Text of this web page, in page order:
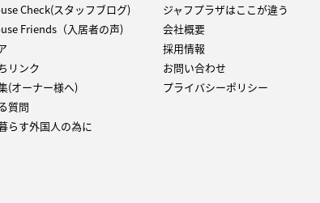
Check(スタッフブログ)
Friends（入居者の声)
リンク
(オーナー様へ)
質問
らす外国人の為に
ジャフプラザはここが違う
会社概要
採用情報
お問い合わせ
プライバシーポリシー